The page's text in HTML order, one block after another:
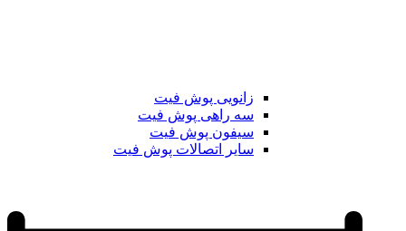
زانویی پوش فیت
سه راهی پوش فیت
سیفون پوش فیت
سایر اتصالات پوش فیت